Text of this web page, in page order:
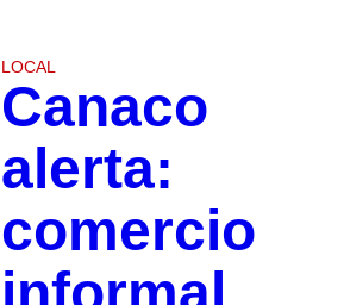
LOCAL
Canaco
alerta:
comercio
informal